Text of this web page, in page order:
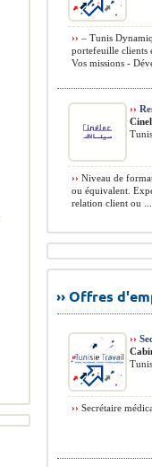
›› – Tunis
portefeuille clients
Vos missions -
››
›› Niveau de
ou équivalent.
relation client ou ...
›› Offres
››
›› Secrétaire